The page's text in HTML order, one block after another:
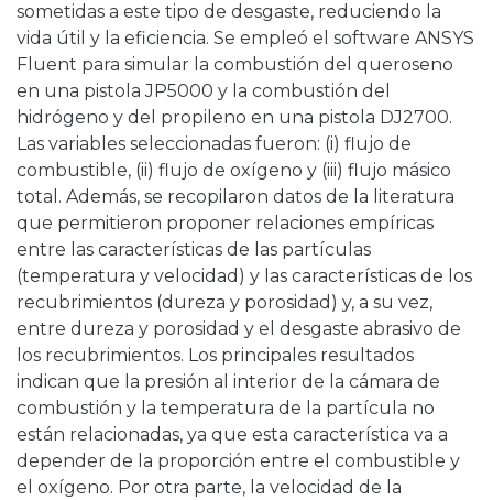
sometidas a este tipo de desgaste, reduciendo la
vida útil y la eficiencia. Se empleó el software ANSYS
Fluent para simular la combustión del queroseno
en una pistola JP5000 y la combustión del
hidrógeno y del propileno en una pistola DJ2700.
Las variables seleccionadas fueron: (i) flujo de
combustible, (ii) flujo de oxígeno y (iii) flujo másico
total. Además, se recopilaron datos de la literatura
que permitieron proponer relaciones empíricas
entre las características de las partículas
(temperatura y velocidad) y las características de los
recubrimientos (dureza y porosidad) y, a su vez,
entre dureza y porosidad y el desgaste abrasivo de
los recubrimientos. Los principales resultados
indican que la presión al interior de la cámara de
combustión y la temperatura de la partícula no
están relacionadas, ya que esta característica va a
depender de la proporción entre el combustible y
el oxígeno. Por otra parte, la velocidad de la